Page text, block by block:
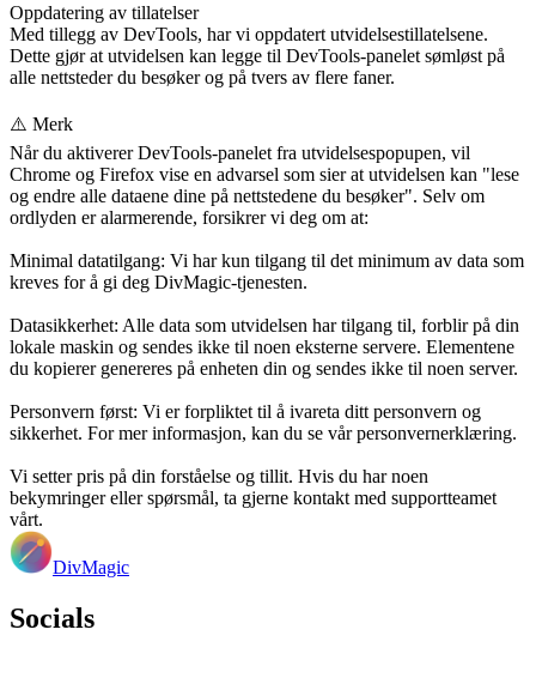
Oppdatering av tillatelser
Med tillegg av DevTools, har vi oppdatert utvidelsestillatelsene.
Dette gjør at utvidelsen kan legge til DevTools-panelet sømløst på
alle nettsteder du besøker og på tvers av flere faner.
⚠️ Merk
Når du aktiverer DevTools-panelet fra utvidelsespopupen, vil
Chrome og Firefox vise en advarsel som sier at utvidelsen kan "lese
og endre alle dataene dine på nettstedene du besøker". Selv om
ordlyden er alarmerende, forsikrer vi deg om at:
Minimal datatilgang: Vi har kun tilgang til det minimum av data som
kreves for å gi deg DivMagic-tjenesten.
Datasikkerhet: Alle data som utvidelsen har tilgang til, forblir på din
lokale maskin og sendes ikke til noen eksterne servere. Elementene
du kopierer genereres på enheten din og sendes ikke til noen server.
Personvern først: Vi er forpliktet til å ivareta ditt personvern og
sikkerhet. For mer informasjon, kan du se vår personvernerklæring.
Vi setter pris på din forståelse og tillit. Hvis du har noen
bekymringer eller spørsmål, ta gjerne kontakt med supportteamet
vårt.
DivMagic
Socials